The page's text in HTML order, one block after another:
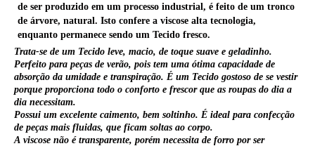
de ser produzido em um processo industrial, é feito de um tronco
de árvore, natural. Isto confere a viscose alta tecnologia,
enquanto permanece sendo um Tecido fresco.
Trata-se de um Tecido leve, macio, de toque suave e geladinho.
Perfeito para peças de verão, pois tem uma ótima capacidade de
absorção da umidade e transpiração. É um Tecido gostoso de se vestir
porque proporciona todo o conforto e frescor que as roupas do dia a
dia necessitam.
Possui um excelente caimento, bem soltinho. É ideal para confecção
de peças mais fluidas, que ficam soltas ao corpo.
A viscose não é transparente, porém necessita de forro por ser